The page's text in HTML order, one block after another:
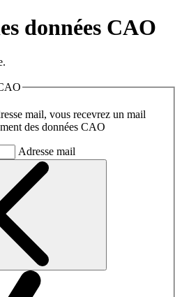
données CAO
mail, vous recevrez un mail
des données CAO
Adresse mail